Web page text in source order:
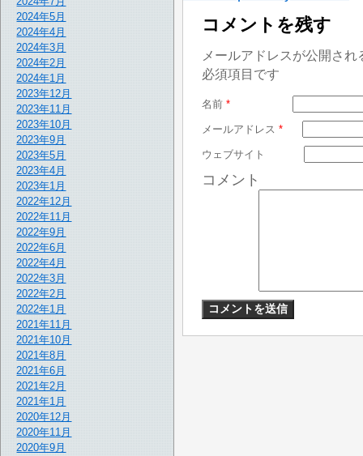
2024年5月
2024年4月
2024年3月
2024年2月
2024年1月
2023年12月
2023年11月
2023年10月
2023年9月
2023年5月
2023年4月
2023年1月
2022年12月
2022年11月
2022年9月
2022年6月
2022年4月
2022年3月
2022年2月
2022年1月
2021年11月
2021年10月
2021年8月
2021年6月
2021年2月
2021年1月
2020年12月
2020年11月
2020年9月
コメントを残す
メールアドレスが公開さ
必須項目です
名前 *
メールアドレス *
ウェブサイト
コメント